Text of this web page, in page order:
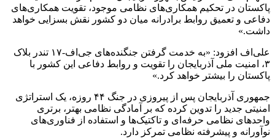
پاکستان در تحکیم همکاری‌های نظامی موجود، تقویت همکاری‌های
دفاعی و تعمیق روابط برادرانه میان دو کشور نقش بسزایی خواهد
داشت.»
علی‌اف افزود: «به خدمت گرفتن جنگنده‌های جی‌اف-۱۷ تندر بلاک
۳، امنیت ملی آذربایجان را تقویت و روابط دفاعی این کشور با
پاکستان را بیشتر خواهد کرد.»
جمهوری آذربایجان پس از پیروزی در جنگ ۴۴ روزه، یک استراتژی
امنیتی جدید را تدوین کرده که بر آمادگی نظامی بهتر، برتری
واحدهای نظامی حرفه‌ای و تاکتیک‌ها و استفاده از فناوری‌های
نوآورانه و پیشرفته نظامی تمرکز دارد.